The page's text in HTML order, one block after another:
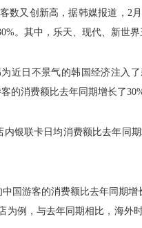
数又创新高，据韩媒报道，2
。其中，乐天、现代、新世界
近日不景气的韩国经济注入
的消费额比去年同期增长了
内银联卡日均消费额比去年同
国游客的消费额比去年同期
为例，与去年同期相比，海外